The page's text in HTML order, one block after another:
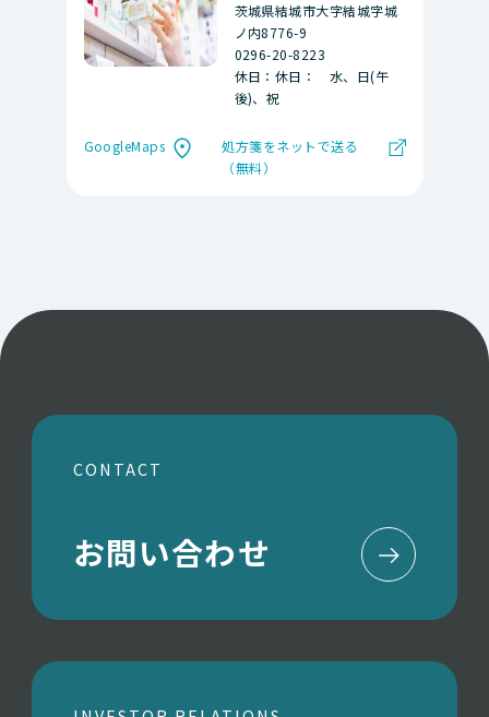
茨城県結城市大字結城字城
ノ内8776-9
0296-20-8223
休日：休日： 水、日(午
後)、祝
GoogleMaps
処方箋をネットで送る
（無料）
CONTACT
お問い合わせ